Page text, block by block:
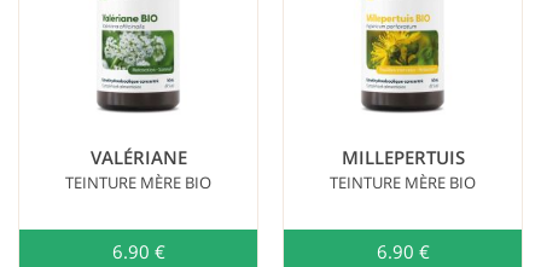
VALÉRIANE
TEINTURE MÈRE BIO
6.90 € Ajouter au
MILLEPERTUIS
TEINTURE MÈRE BIO
6.90 €